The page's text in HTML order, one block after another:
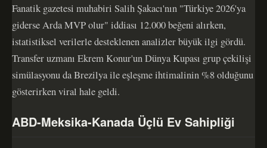
Fanatik gazetesi muhabiri Salih Şakacı'nın "Türkiye 2026'ya
giderse Arda MVP olur" iddiası 12.000 beğeni alırken,
istatistiksel verilerle desteklenen analizler büyük ilgi gördü.
Transfer uzmanı Ekrem Konur'un Dünya Kupası grup çekilişi
simülasyonu da Brezilya ile eşleşme ihtimalinin %8 olduğunu
gösterirken viral hale geldi.
ABD-Meksika-Kanada Üçlü Ev Sahipliği